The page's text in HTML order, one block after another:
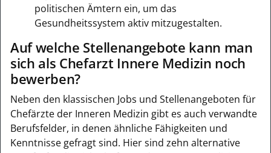
politischen Ämtern ein, um das
Gesundheitssystem aktiv mitzugestalten.
Auf welche Stellenangebote kann man
sich als Chefarzt Innere Medizin noch
bewerben?
Neben den klassischen Jobs und Stellenangeboten für
Chefärzte der Inneren Medizin gibt es auch verwandte
Berufsfelder, in denen ähnliche Fähigkeiten und
Kenntnisse gefragt sind. Hier sind zehn alternative